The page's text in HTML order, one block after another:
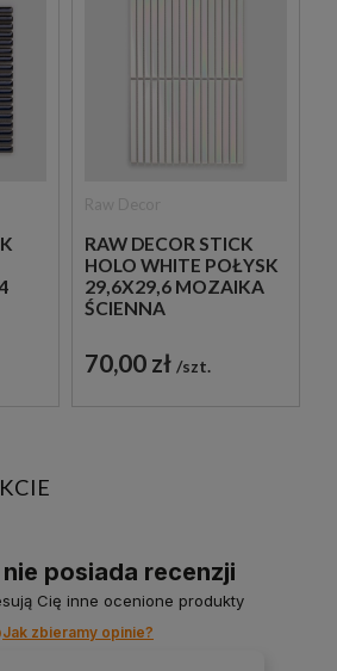
RAW DECOR STICK
HOLO WHITE POŁYSK
29,6X29,6 MOZAIKA
ŚCIENNA
70,00 zł szt.
posiada recenzji
Cię inne ocenione produkty
Jak zbieramy opinie?